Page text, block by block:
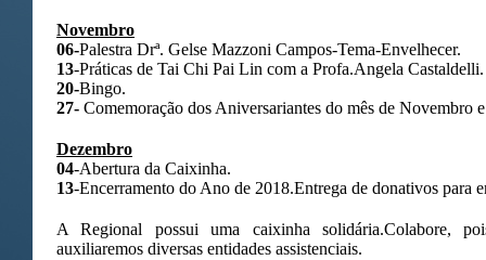
Novembro
06-Palestra Drª. Gelse Mazzoni Campos-Tema-Envelhecer.
13-Práticas de Tai Chi Pai Lin com a Profa.Angela Castaldelli.
20-Bingo.
27- Comemoração dos Aniversariantes do mês de Novembro
Dezembro
04-Abertura da Caixinha.
13-Encerramento do Ano de 2018.Entrega de donativos para
A Regional possui uma caixinha solidária.Colabore,
auxiliaremos diversas entidades assistenciais.